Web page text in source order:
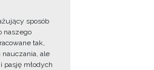
sposób
naszego
tak,
ale
pasję młodych